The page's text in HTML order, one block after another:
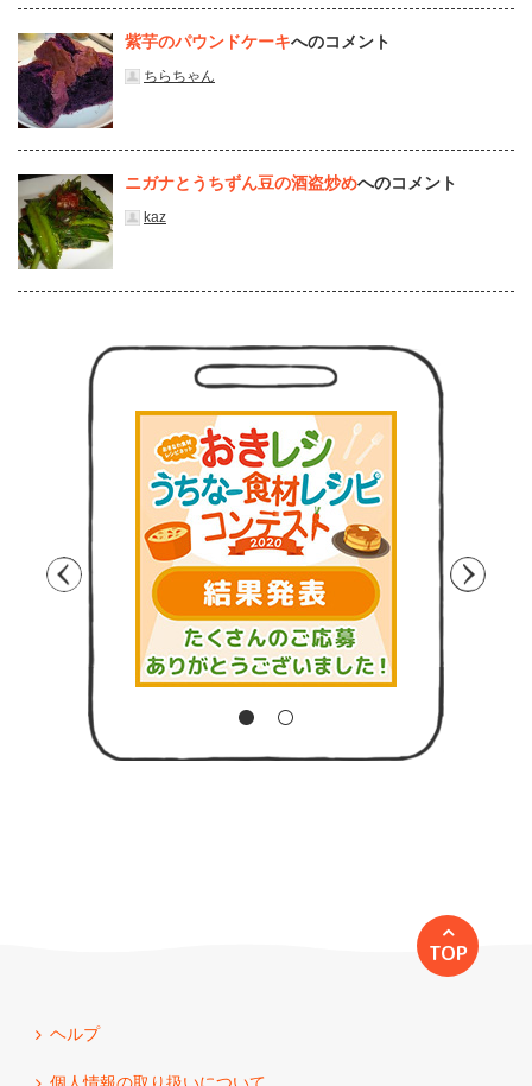
紫芋のパウンドケーキへのコメント
ちらちゃん
ニガナとうちずん豆の酒盗炒めへのコメント
kaz
TOP
ヘルプ